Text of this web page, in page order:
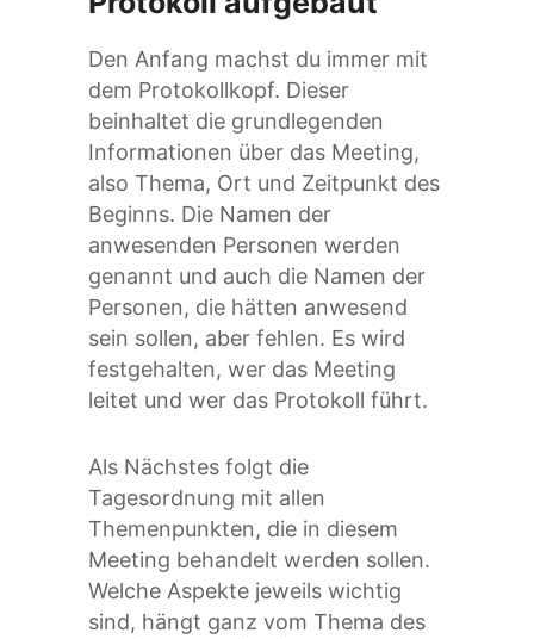
Den Anfang machst du immer mit
dem Protokollkopf. Dieser
beinhaltet die grundlegenden
Informationen über das Meeting,
also Thema, Ort und Zeitpunkt des
Beginns. Die Namen der
anwesenden Personen werden
genannt und auch die Namen der
Personen, die hätten anwesend
sein sollen, aber fehlen. Es wird
festgehalten, wer das Meeting
leitet und wer das Protokoll führt.
Als Nächstes folgt die
Tagesordnung mit allen
Themenpunkten, die in diesem
Meeting behandelt werden sollen.
Welche Aspekte jeweils wichtig
sind, hängt ganz vom Thema des